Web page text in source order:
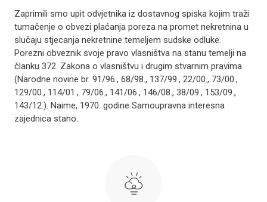
Zaprimili smo upit odvjetnika iz dostavnog spiska kojim traži
tumačenje o obvezi plaćanja poreza na promet nekretnina u
slučaju stjecanja nekretnine temeljem sudske odluke.
Porezni obveznik svoje pravo vlasništva na stanu temelji na
članku 372. Zakona o vlasništvu i drugim stvarnim pravima
(Narodne novine br. 91/96., 68/98., 137/99., 22/00., 73/00.,
129/00., 114/01., 79/06., 141/06., 146/08., 38/09., 153/09.,
143/12.). Naime, 1970. godine Samoupravna interesna
zajednica stano..